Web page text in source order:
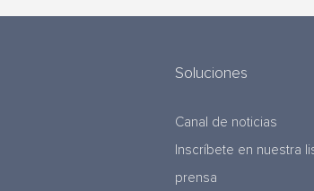
Soluciones
Canal de noticias
Inscríbete en nuestra
prensa